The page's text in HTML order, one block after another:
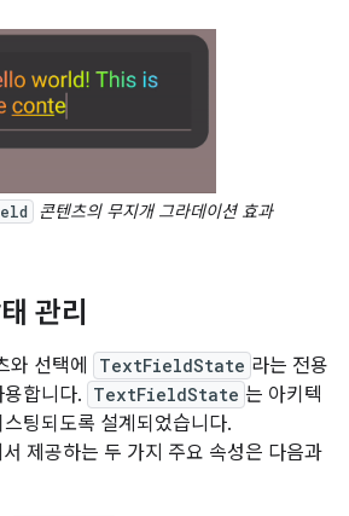
콘텐츠의 무지개 그라데이션 효과
관리
와 선택에 TextFieldState 라는 전용
합니다. TextFieldState 는 아키텍
팅되도록 설계되었습니다.
서 제공하는 두 가지 주요 속성은 다음과